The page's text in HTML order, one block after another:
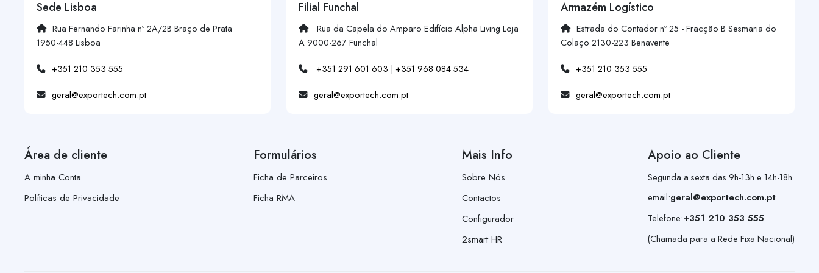
Sede Lisboa
Rua Fernando Farinha nº 2A/2B Braço de Prata
1950-448 Lisboa
+351 210 353 555
geral@exportech.com.pt
Filial Funchal
Rua da Capela do Amparo Edifício Alpha Living Loja
A 9000-267 Funchal
+351 291 601 603 | +351 968 084 534
geral@exportech.com.pt
Armazém Logístico
Estrada do Contador nº 25 - Fracção B Sesmaria do
Colaço 2130-223 Benavente
+351 210 353 555
geral@exportech.com.pt
Área de cliente
A minha Conta
Políticas de Privacidade
Formulários
Ficha de Parceiros
Ficha RMA
Mais Info
Sobre Nós
Contactos
Configurador
2smart HR
Apoio ao Cliente
Segunda a sexta das 9h-13h e 14h-18h
email:geral@exportech.com.pt
Telefone:+351 210 353 555
(Chamada para a Rede Fixa Nacional)